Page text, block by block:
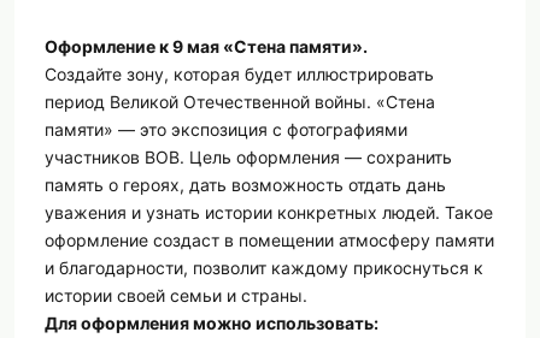
Оформление к 9 мая «Стена памяти».
Создайте зону, которая будет иллюстрировать
период Великой Отечественной войны. «Стена
памяти» — это экспозиция с фотографиями
участников ВОВ. Цель оформления — сохранить
память о героях, дать возможность отдать дань
уважения и узнать истории конкретных людей. Такое
оформление создаст в помещении атмосферу памяти
и благодарности, позволит каждому прикоснуться к
истории своей семьи и страны.
Для оформления можно использовать: